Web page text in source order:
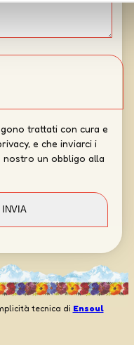
trattati con cura e
e che inviarci i
un obbligo alla
tecnica di Ensoul